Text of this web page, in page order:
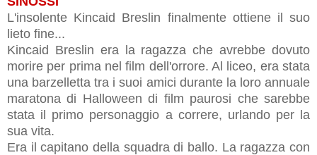
L'insolente Kincaid Breslin finalmente ottiene il suo
lieto fine...
Kincaid Breslin era la ragazza che avrebbe dovuto
morire per prima nel film dell'orrore. Al liceo, era stata
una barzelletta tra i suoi amici durante la loro annuale
maratona di Halloween di film paurosi che sarebbe
stata il primo personaggio a correre, urlando per la
sua vita.
Era il capitano della squadra di ballo. La ragazza con